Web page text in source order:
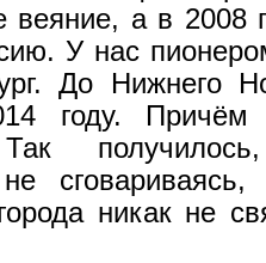
веяние, а в 2008
У нас
До Нижнего
году.
Так
никак не